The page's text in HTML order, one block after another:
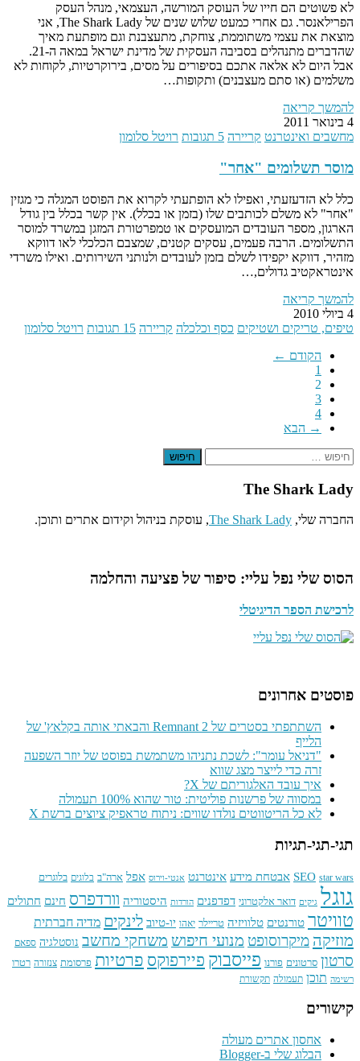
לא פשוטים הם חייו של העוסק המורשה, העצמאי, מנהל העסק
הפרילאנסר. גם אחרי כמעט שלוש שנים של The Shark Lady, אני
מוצאת את עצמי משתוממת, צוחקת, מתעצבנת וגם מופתעת מאיך
שהדברים מתנהלים בסביבה העסקית של מדינת ישראל במאה ה-21.
אבל היום לא אלאה אתכם בסיפורים על מסים, בירוקרטיות, לקוחות לא
משלמים (או סתם מעצבנים) ותקופות…
להמשך קריאה
4 בינואר 2011
מחשבים ואינטרנט קריירה 5 תגובות רויטל סלומון
מוסר תשלומים "אחר"
כלל לא הזדעזעתי, ואפילו לא הופתעתי לקרוא את הפוסט המגלה כי מגזין
"אחר" לא משלם לכותבים שלו (בזמן או בכלל). אין קשר בכלל בין גודל
הארגון, מספר העובדים המועסקים או טמפרטורת המזגן במשרד למוסר
התשלומים. הרבה פעמים, עסקים קטנים, שמצבם הכלכלי לאו דווקא
מזהיר, דווקא יקפידו לשלם בזמן לעובדים ולנותני השירותים. ואילו משרדי
אינטראקטיב גדולים,…
להמשך קריאה
4 ביולי 2010
טיפים, טריקים ושטיקים כסף וכלכלה קריירה 15 תגובות
רויטל סלומון
הקודם ←
1
2
3
4
→ הבא
חיפוש
The Shark Lady
החברה שלי, The Shark Lady, עוסקת בניהול וקידום אתרים ותוכן.
הסוס שלי נפל עליי: סיפור של פציעה והחלמה
לרכישת הספר הדיגיטלי
פוסטים אחרונים
השתתפתי בסטרים של Remnant 2 והבאתי אותה בקלאץ' של
הלייף
"דניאל עומר": לשכת נתניהו משתמשת בפוסט של יוזר השפעה
זרה כדי לייצר מצג שווא
איך עובד האלגוריתם של X?
במסווה של פרשנות פוליטית: טור שהוא 100% תעמולה
לא כל הריטווטים נולדו שווים: ניתוח טראפיק ציוצים ברשת X
תגי-תגי-תגיות
SEO star wars אבטחת מידע אינטרנט אנטי-וירוס אפל ארה"ב בלוגים בלוגרים
גוגל גיקים דואר אלקטרוני דפדפנים הורדות היסטוריה וורדפרס חינם חתולים
טוויטר טורנטים טלוויזיה טריילר יאהו יו-טיוב לינקים מדיה חברתית
מוזיקה מיקרוסופט מנועי חיפוש משחקי מחשב נוסטלגיה ספאם
סרטון סרטונים פורנו פייסבוק פיירפוקס פרטיות פרסומת צנזורה רטרו
רשימה תוכן תעמולה תקשורת
קישורים
אחסון אתרים מעולה
הבלוג שלי ב-Blogger